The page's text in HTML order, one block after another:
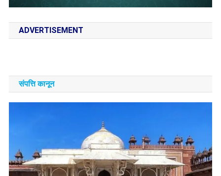
ADVERTISEMENT
संपत्ति कानून